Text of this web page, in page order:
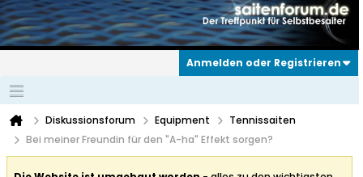
Anmelden oder Registrieren
Diskussionsforum Equipment
Tennissaiten
Bei meiner Freundin für den "A-ha" Effekt sorgen?